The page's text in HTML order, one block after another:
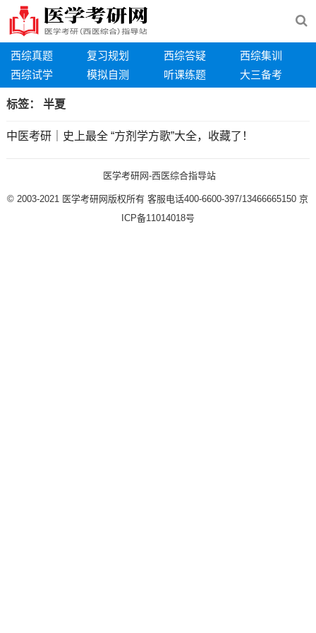
西综真题 复习规划 西综答疑
西综集训
西综试学
模拟自测 听课练题 大三备考
标签： 半夏
中医考研｜史上最全 “方剂学方歌”大全，收藏了！
医学考研网-西医综合指导站
© 2003-2021 医学考研网版权所有 客服电话400-6600-397/13466665150 京
ICP备11014018号